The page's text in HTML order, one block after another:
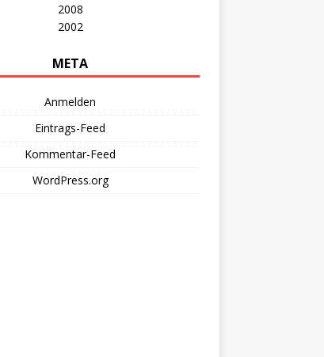
2008
2002
META
Anmelden
Eintrags-Feed
Kommentar-Feed
WordPress.org